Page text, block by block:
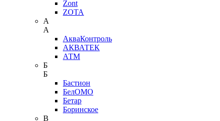
Zont
ZOTA
А
А
АкваКонтроль
АКВАТЕК
АТМ
Б
Б
Бастион
БелОМО
Бетар
Боринское
В